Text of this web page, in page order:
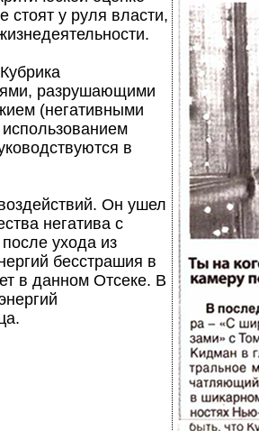
стоят у руля власти,
разрушающими
(негативными
в
Он ушел
негатива с
ухода из
бесстрашия в
в данном Отсеке. В